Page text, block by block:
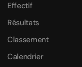
Effectif
Résultats
Classement
Calendrier